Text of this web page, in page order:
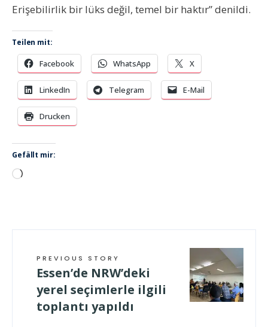
Erişebilirlik bir lüks değil, temel bir haktır” denildi.
Teilen mit:
Facebook WhatsApp X
LinkedIn Telegram E-Mail
Drucken
Gefällt mir:
Wird
PREVIOUS STORY
Essen’de NRW’deki
yerel seçimlerle ilgili
toplantı yapıldı